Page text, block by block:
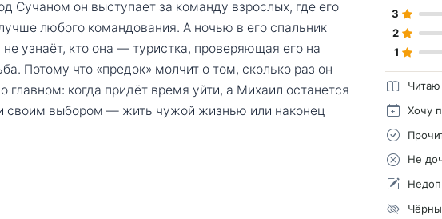
Сучаном он выступает за команду взрослых, где его
любого командования. А ночью в его спальник
узнаёт, кто она — туристка, проверяющая его на
Потому что «предок» молчит о том, сколько раз он
главном: когда придёт время уйти, а Михаил останется
своим выбором — жить чужой жизнью или наконец
3
2
1
Читаю
Хочу
Не